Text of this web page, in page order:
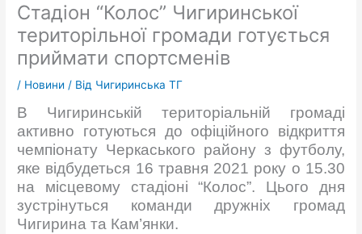
Стадіон “Колос” Чигиринської
територільної громади готується
приймати спортсменів
/ Новини / Від Чигиринська ТГ
В Чигиринській територіальній громаді
активно готуються до офіційного відкриття
чемпіонату Черкаського району з футболу,
яке відбудеться 16 травня 2021 року о 15.30
на місцевому стадіоні “Колос”. Цього дня
зустрінуться команди дружніх громад
Чигирина та Кам’янки.